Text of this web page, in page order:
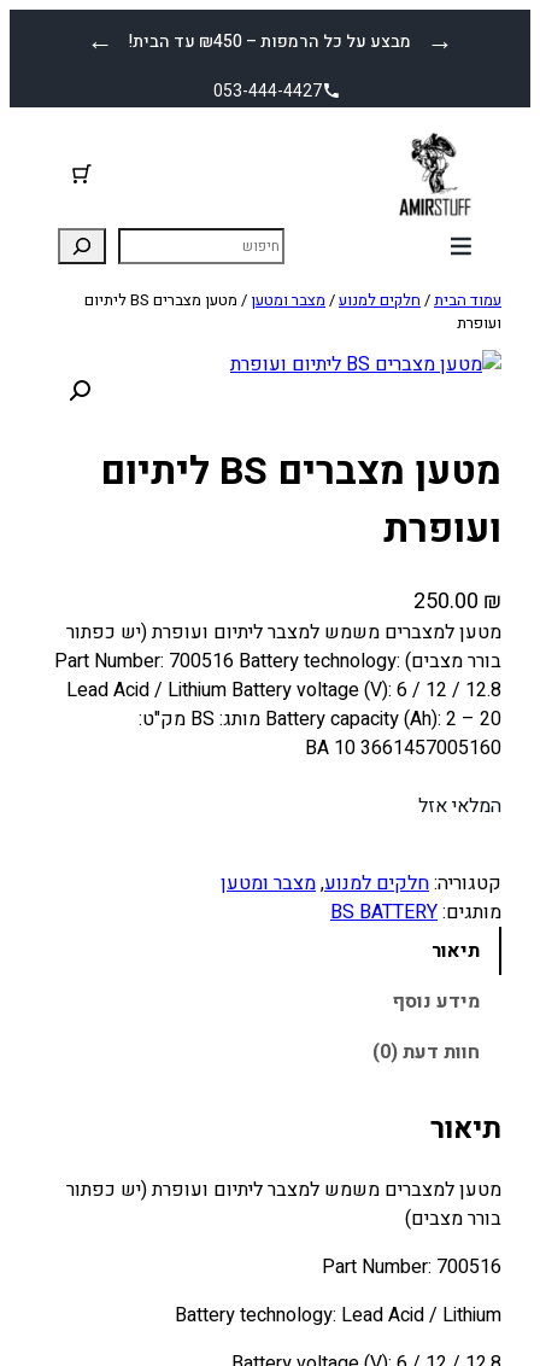
← מבצע על כל הרמפות – ₪450 עד הבית! →
053-444-4427
עמוד הבית/ חלקים למנוע/ מצבר ומטען
/ מטען מצברים BS ליתיום
ועופרת
מטען מצברים BS ליתיום
ועופרת
250.00 ₪
מטען למצברים משמש למצבר ליתיום ועופרת (יש כפתור
בורר מצבים) Part Number: 700516 Battery technology:
Lead Acid / Lithium Battery voltage (V): 6 / 12 / 12.8
Battery capacity (Ah): 2 – 20 מותג: BS מק"ט:
3661457005160 BA 10
המלאי אזל
קטגוריה:חלקים למנוע, מצבר ומטען
מותגים:BS BATTERY
תיאור
מידע נוסף
חוות דעת (0)
תיאור
מטען למצברים משמש למצבר ליתיום ועופרת (יש כפתור
בורר מצבים)
Part Number: 700516
Battery technology: Lead Acid / Lithium